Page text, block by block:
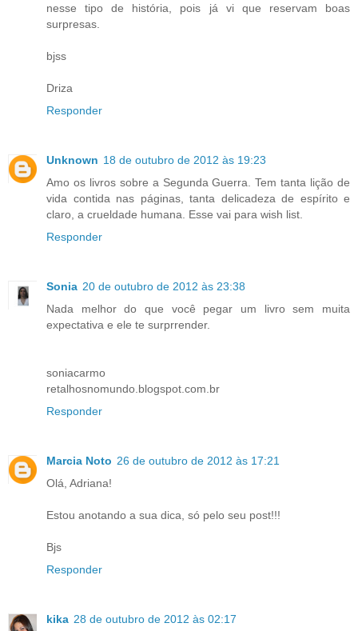
nesse tipo de história, pois já vi que reservam boas
surpresas.
bjss
Driza
Responder
Unknown 18 de outubro de 2012 às 19:23
Amo os livros sobre a Segunda Guerra. Tem tanta lição de
vida contida nas páginas, tanta delicadeza de espírito e
claro, a crueldade humana. Esse vai para wish list.
Responder
Sonia 20 de outubro de 2012 às 23:38
Nada melhor do que você pegar um livro sem muita
expectativa e ele te surprrender.
soniacarmo
retalhosnomundo.blogspot.com.br
Responder
Marcia Noto 26 de outubro de 2012 às 17:21
Olá, Adriana!
Estou anotando a sua dica, só pelo seu post!!!
Bjs
Responder
kika 28 de outubro de 2012 às 02:17